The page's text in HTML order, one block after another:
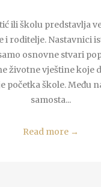
ili školu predstavlja
i roditelje. Nastavnici
osnovne stvari
životne vještine koje
početka škole. Među
samosta...
Read more →